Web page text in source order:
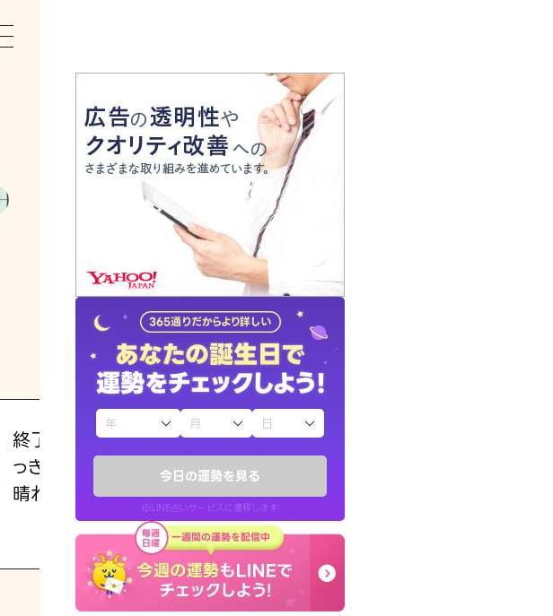
今日の運勢を見る
※LINE占いサービスに遷移します
トップ
ユーザーの声
占いの流れ
おすすめの占い師
よくある質問
えもじの子（占）12星座占い
お知らせ
終了後とても前向きな気持ちで、さ
っきまでの心のモヤが嘘のように
晴れました。
30代 女性